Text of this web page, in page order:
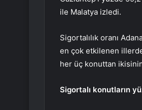
ile Malatya izledi.
Sigortalılık oranı
en çok etkilenen
her üç konuttan
Sigortalı konutların